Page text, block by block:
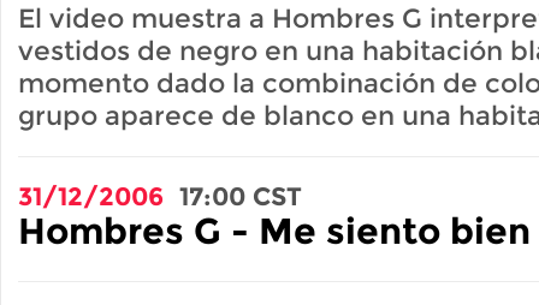
El video muestra a Hombres G
vestidos de negro en una habitación
momento dado la combinación de
grupo aparece de blanco en una
31/12/2006 17:00 CST
Hombres G - Me siento